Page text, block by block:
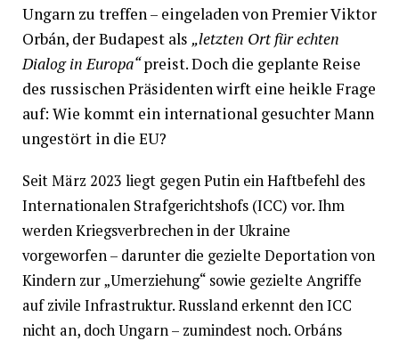
Ungarn zu treffen – eingeladen von Premier Viktor
Orbán, der Budapest als „letzten Ort für echten
Dialog in Europa“preist. Doch die geplante Reise
des russischen Präsidenten wirft eine heikle Frage
auf: Wie kommt ein international gesuchter Mann
ungestört in die EU?
Seit März 2023 liegt gegen Putin ein Haftbefehl des
Internationalen Strafgerichtshofs (ICC) vor. Ihm
werden Kriegsverbrechen in der Ukraine
vorgeworfen – darunter die gezielte Deportation von
Kindern zur „Umerziehung“ sowie gezielte Angriffe
auf zivile Infrastruktur. Russland erkennt den ICC
nicht an, doch Ungarn – zumindest noch. Orbáns